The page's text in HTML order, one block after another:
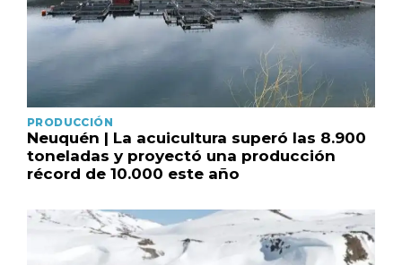
PRODUCCIÓN
Neuquén | La acuicultura superó las 8.900
toneladas y proyectó una producción
récord de 10.000 este año